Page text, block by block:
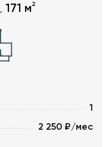
171 м2
1
2 250 ₽/мес